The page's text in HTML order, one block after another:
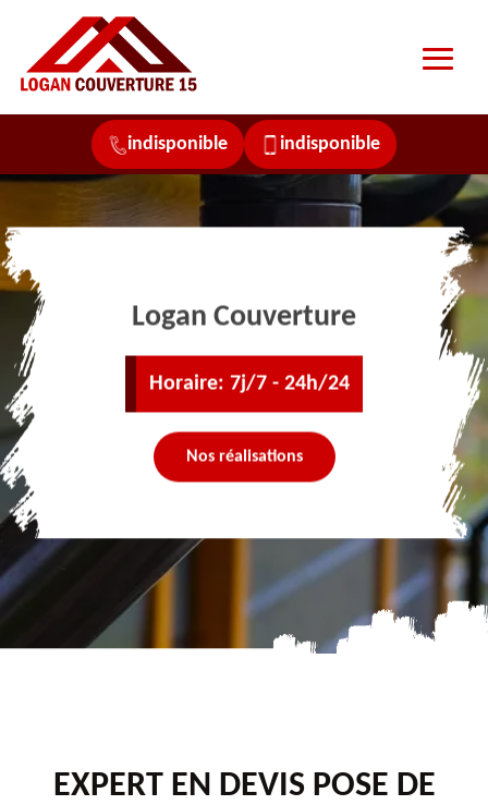
indisponible indisponible
Logan Couverture
Horaire: 7j/7 - 24h/24
Nos réalisations
EXPERT EN DEVIS POSE DE